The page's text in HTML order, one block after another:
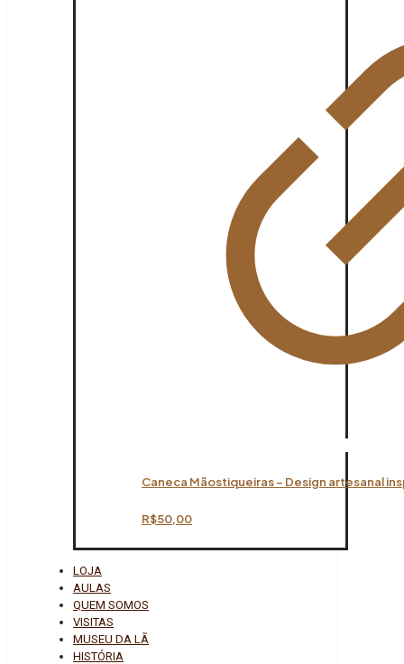
Caneca Mãostiqueiras – Design artesanal
R$50,00
LOJA
AULAS
QUEM SOMOS
VISITAS
MUSEU DA LÃ
HISTÓRIA